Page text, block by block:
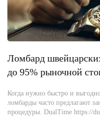
Ломбард
до 95% рыночной
Когда нужно быстро и
ломбарды часто предлагают
процедуры. DualTime https://